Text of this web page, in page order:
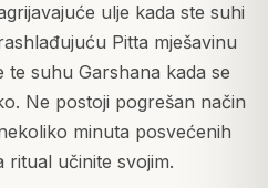
ulje kada ste suhi
Pitta mješavinu
te suhu Garshana kada se
Ne postoji pogrešan način
minuta posvećenih
ritual učinite svojim.